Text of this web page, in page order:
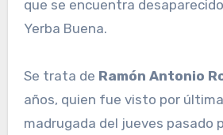
que se encuentra
Yerba Buena.
Se trata de Ramón Antonio
años, quien fue visto por
madrugada del jueves pasado